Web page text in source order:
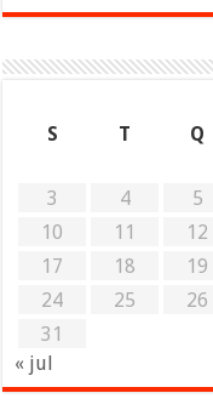
S
T Q
3
4 5
10
11 12
17
18 19
24
25 26
31
« jul